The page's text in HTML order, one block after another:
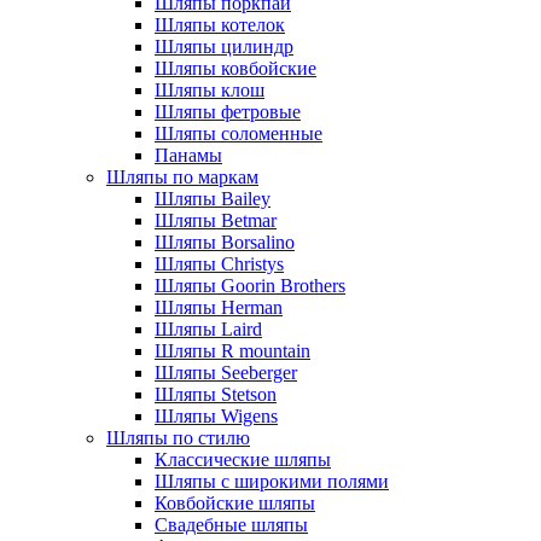
Шляпы котелок
Шляпы цилиндр
Шляпы ковбойские
Шляпы клош
Шляпы фетровые
Шляпы соломенные
Панамы
Шляпы по маркам
Шляпы Bailey
Шляпы Betmar
Шляпы Borsalino
Шляпы Christys
Шляпы Goorin Brothers
Шляпы Herman
Шляпы Laird
Шляпы R mountain
Шляпы Seeberger
Шляпы Stetson
Шляпы Wigens
Шляпы по стилю
Классические шляпы
Шляпы с широкими полями
Ковбойские шляпы
Свадебные шляпы